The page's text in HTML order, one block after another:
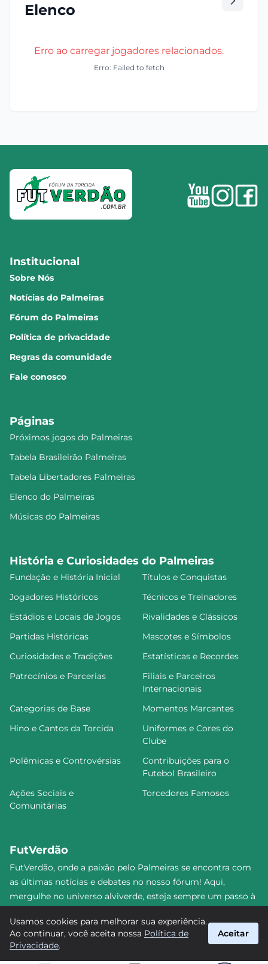
Elenco
Erro ao carregar jogadores relacionados.
Erro: Failed to fetch
Institucional
Sobre Nós
Notícias do Palmeiras
Fórum do Palmeiras
Política de privacidade
Regras da comunidade
Fale conosco
Páginas
Próximos jogos do Palmeiras
Tabela Brasileirão Palmeiras
Tabela Libertadores Palmeiras
Elenco do Palmeiras
Músicas do Palmeiras
História e Curiosidades do Palmeiras
Fundação e História Inicial
Títulos e Conquistas
Jogadores Históricos
Técnicos e Treinadores
Estádios e Locais de Jogos
Rivalidades e Clássicos
Partidas Históricas
Mascotes e Símbolos
Curiosidades e Tradições
Estatísticas e Recordes
Patrocínios e Parcerias
Filiais e Parceiros
Internacionais
Categorias de Base
Momentos Marcantes
Hino e Cantos da Torcida
Uniformes e Cores do
Clube
Polêmicas e Controvérsias
Contribuições para o
Futebol Brasileiro
Ações Sociais e
Comunitárias
Torcedores Famosos
FutVerdão
FutVerdão, onde a paixão pelo Palmeiras se encontra com
as últimas notícias e debates no nosso fórum! Aqui,
mergulhe no universo alviverde, esteja sempre um passo à
comunidade. Junte-se a nós nesta jornada emocionante!
#Palmeiras #FutVerdão
Usamos cookies para melhorar sua experiência.
Ao continuar, você aceita nossa Política de
Privacidade.
Aceitar